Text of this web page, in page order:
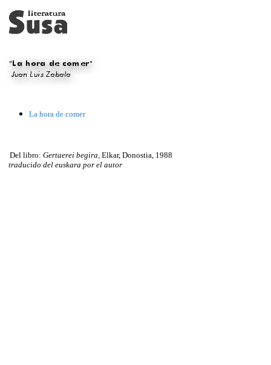
La hora de comer
Del libro: Gertaerei begira, Elkar, Donostia, 1988
traducido del euskara por el autor